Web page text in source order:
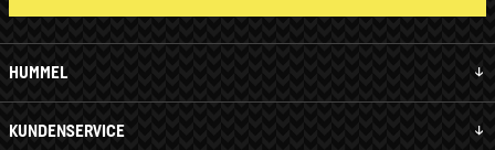
HUMMEL
KUNDENSERVICE